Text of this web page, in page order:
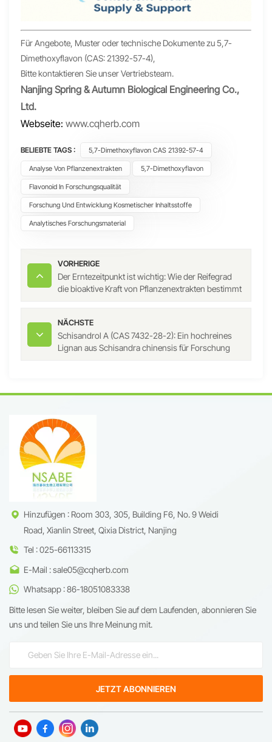
Für Angebote, Muster oder technische Dokumente zu 5,7-
Dimethoxyflavon (CAS: 21392-57-4),
Bitte kontaktieren Sie unser Vertriebsteam.
Nanjing Spring & Autumn Biological Engineering Co.,
Ltd.
Webseite:www.cqherb.com
BELIEBTE TAGS : 5,7-Dimethoxyflavon CAS 21392-57-4
Analyse Von Pflanzenextrakten 5,7-Dimethoxyflavon
Flavonoid In Forschungsqualität
Forschung Und Entwicklung Kosmetischer Inhaltsstoffe
Analytisches Forschungsmaterial
VORHERIGE
Der Erntezeitpunkt ist wichtig: Wie der Reifegrad
die bioaktive Kraft von Pflanzenextrakten bestimmt
NÄCHSTE
Schisandrol A (CAS 7432-28-2): Ein hochreines
Lignan aus Schisandra chinensis für Forschung
Hinzufügen : Room 303, 305, Building F6, No. 9 Weidi
Road, Xianlin Street, Qixia District, Nanjing
Tel : 025-66113315
E-Mail : sale05@cqherb.com
Whatsapp : 86-18051083338
Bitte lesen Sie weiter, bleiben Sie auf dem Laufenden, abonnieren Sie
uns und teilen Sie uns Ihre Meinung mit.